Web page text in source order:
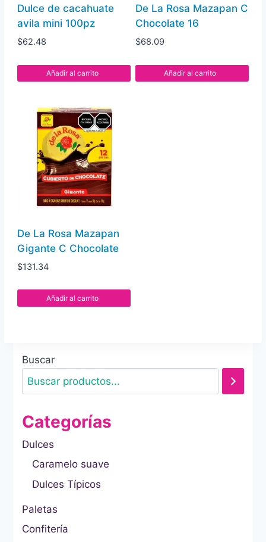
Dulce de cacahuate
avila mini 100pz
$62.48
Añadir al carrito
De La Rosa Mazapan C
Chocolate 16
$68.09
Añadir al carrito
De La Rosa Mazapan
Gigante C Chocolate
$131.34
Añadir al carrito
Buscar
Categorías
Dulces
Caramelo suave
Dulces Típicos
Paletas
Confitería